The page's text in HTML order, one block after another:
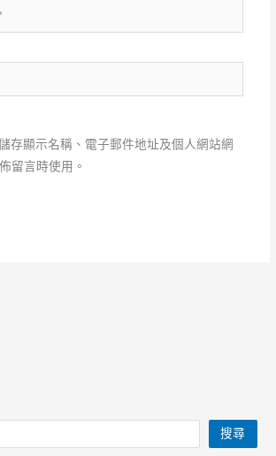
存顯示名稱、電子郵件地址及個人網站網
留言時使用。
搜尋